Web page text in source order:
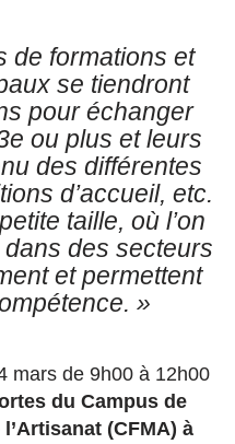
de formations et
se tiendront
pour échanger
ou plus et leurs
des différentes
d’accueil, etc.
taille, où l’on
des secteurs
et permettent
»
mars de 9h00 à 12h00
du Campus de
(CFMA) à